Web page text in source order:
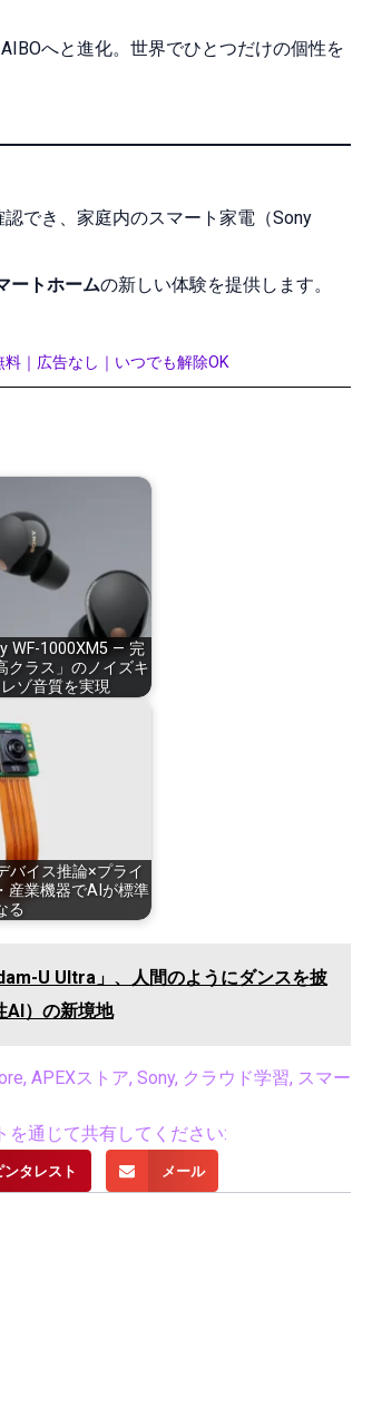
へと進化。世界でひとつだけの個性を
でき、家庭内のスマート家電（Sony
ートホームの新しい体験を提供します。
｜広告なし｜いつでも解除OK
WF-1000XM5 — 完
クラス」のノイズキ
ゾ音質を実現
バイス推論×プライ
産業機器でAIが標準
る
U Ultra」、人間のようにダンスを披
）の新境地
, APEXストア, Sony, クラウド学習, スマー
を通じて共有してください:
ンタレスト メール